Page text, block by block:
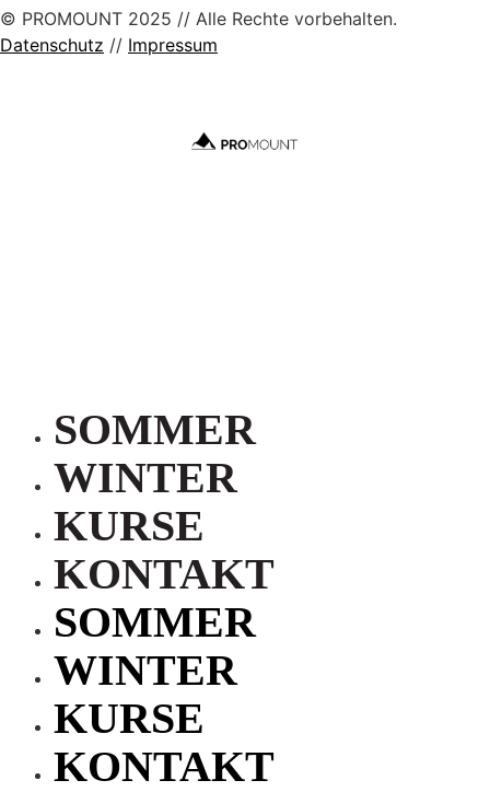
© PROMOUNT 2025 // Alle Rechte vorbehalten.
Datenschutz // Impressum
SOMMER
WINTER
KURSE
KONTAKT
SOMMER
WINTER
KURSE
KONTAKT